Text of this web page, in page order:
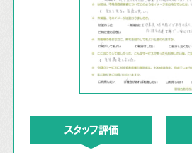
スタッフ評価